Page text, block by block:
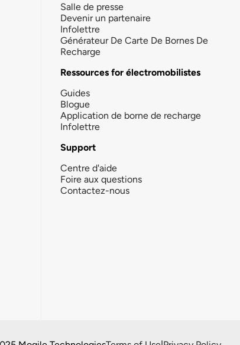
Salle de presse
Devenir un partenaire
Infolettre
Générateur De Carte De Bornes De
Recharge
Ressources for électromobilistes
Guides
Blogue
Application de borne de recharge
Infolettre
Support
Centre d'aide
Foire aux questions
Contactez-nous